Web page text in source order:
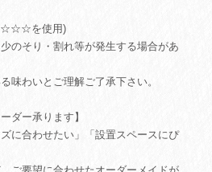
を使用)
のそり・割れ等が発生する場合があ
味わいとご理解ご了承下さい。
ダー承ります】
に合わせたい」「設置スペースにぴ